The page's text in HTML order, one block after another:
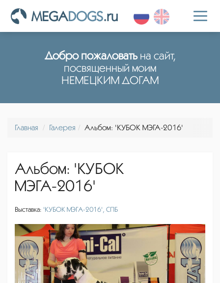
MEGADOGS.ru
Добро пожаловатьна сайт,
посвященный моим
НЕМЕЦКИМ ДОГАМ
Главная Галерея Альбом: 'КУБОК МЭГА-2016'
Альбом: 'КУБОК
МЭГА-2016'
Выставка: 'КУБОК МЭГА-2016', СПБ